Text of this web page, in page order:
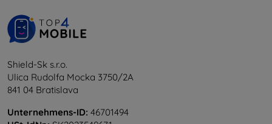
Shield-Sk s.r.o.
Ulica Rudolfa Mocka 3750/2A
841 04 Bratislava
Unternehmens-ID: 46701494